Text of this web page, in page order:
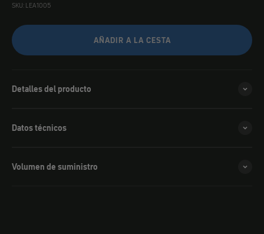
SKU: LEA1005
AÑADIR A LA CESTA
Detalles del producto
Datos técnicos
Volumen de suministro